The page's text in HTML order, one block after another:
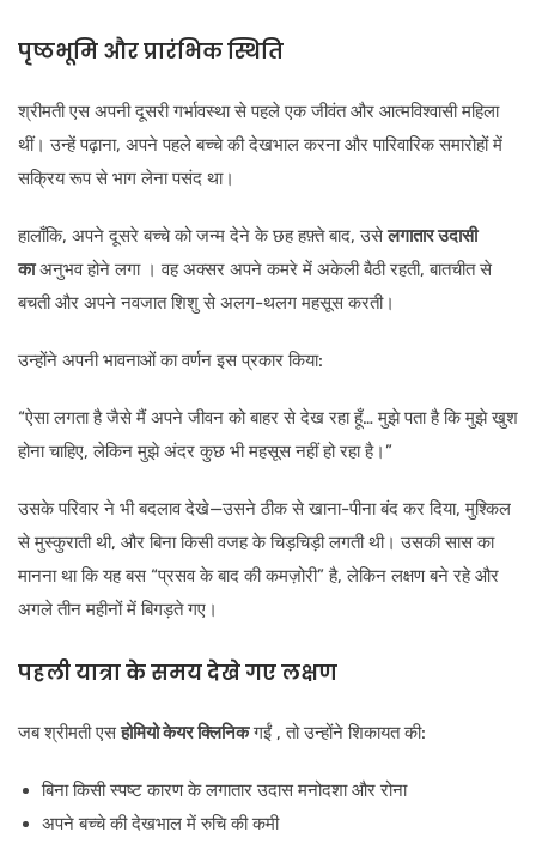
पृष्ठभूमि और प्रारंभिक स्थिति
श्रीमती एस अपनी दूसरी गर्भावस्था से पहले एक जीवंत और आत्मविश्वासी महिला
थीं। उन्हें पढ़ाना, अपने पहले बच्चे की देखभाल करना और पारिवारिक समारोहों में
सक्रिय रूप से भाग लेना पसंद था।
हालाँकि, अपने दूसरे बच्चे को जन्म देने के छह हफ़्ते बाद, उसेलगातार उदासी
काअनुभव होने लगा । वह अक्सर अपने कमरे में अकेली बैठी रहती, बातचीत से
बचती और अपने नवजात शिशु से अलग-थलग महसूस करती।
उन्होंने अपनी भावनाओं का वर्णन इस प्रकार किया:
“ऐसा लगता है जैसे मैं अपने जीवन को बाहर से देख रहा हूँ… मुझे पता है कि मुझे खुश
होना चाहिए, लेकिन मुझे अंदर कुछ भी महसूस नहीं हो रहा है।”
उसके परिवार ने भी बदलाव देखे—उसने ठीक से खाना-पीना बंद कर दिया, मुश्किल
से मुस्कुराती थी, और बिना किसी वजह के चिड़चिड़ी लगती थी। उसकी सास का
मानना था कि यह बस “प्रसव के बाद की कमज़ोरी” है, लेकिन लक्षण बने रहे और
अगले तीन महीनों में बिगड़ते गए।
पहली यात्रा के समय देखे गए लक्षण
जब श्रीमती एसहोमियो केयर क्लिनिकगईं , तो उन्होंने शिकायत की:
बिना किसी स्पष्ट कारण के लगातार उदास मनोदशा और रोना
अपने बच्चे की देखभाल में रुचि की कमी